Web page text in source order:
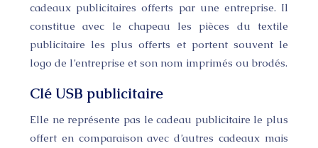
cadeaux publicitaires offerts par une entreprise. Il
constitue avec le chapeau les pièces du textile
publicitaire les plus offerts et portent souvent le
logo de l’entreprise et son nom imprimés ou brodés.
Clé USB publicitaire
Elle ne représente pas le cadeau publicitaire le plus
offert en comparaison avec d’autres cadeaux mais